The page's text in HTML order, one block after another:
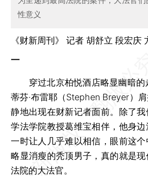
性意义
《财新周刊》 记者胡舒立 段宏庆
一
穿过北京柏悦酒店略显幽暗的
蒂芬·布雷耶（Stephen Breyer）
静地出现在财新记者面前。除了
学法学院教授葛维宝相伴，他身边
一时让人几乎难以相信，眼前这
略显消瘦的秃顶男子，真的就是
法院的大法官。